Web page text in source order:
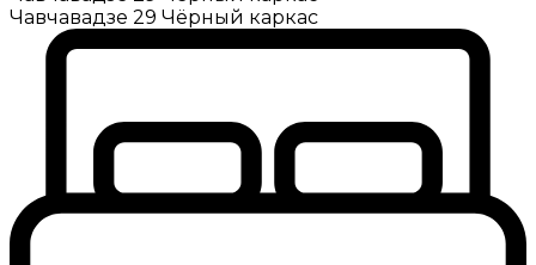
Чавчавадзе 29 Чёрный каркас